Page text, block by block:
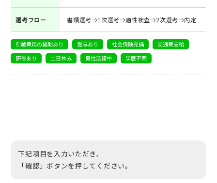
選考フロー 書類選考⇒1次選考⇒適性検査⇒2次選考⇒内定
引越費用の補助あり 賞与あり 社会保険完備
交通費支給
研修あり
土日休み 男性活躍中 学歴不問
下記項目を入力いただき、
「確認」ボタンを押してください。